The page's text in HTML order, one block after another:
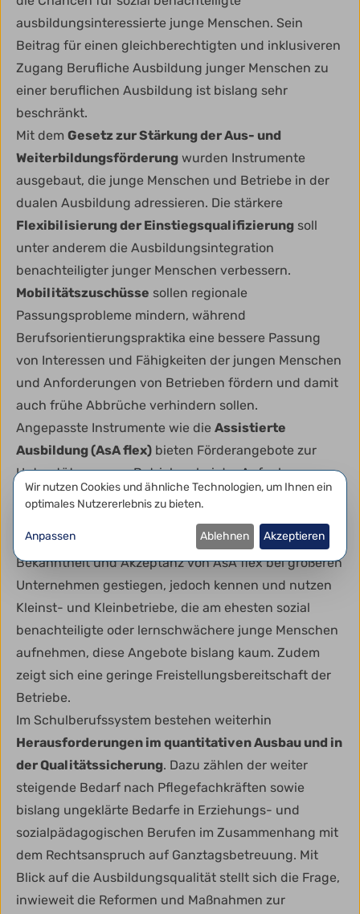
ausbildungsinteressierte junge Menschen. Sein
Beitrag für einen gleichberechtigten und inklusiveren
Zugang Berufliche Ausbildung junger Menschen zu
einer beruflichen Ausbildung ist bislang sehr
beschränkt.
Mit dem Gesetz zur Stärkung der Aus- und
Weiterbildungsförderung wurden Instrumente
ausgebaut, die junge Menschen und Betriebe in der
dualen Ausbildung adressieren. Die stärkere
Flexibilisierung der Einstiegsqualifizierung soll
unter anderem die Ausbildungsintegration
benachteiligter junger Menschen verbessern.
Mobilitätszuschüsse sollen regionale
Passungsprobleme mindern, während
Berufsorientierungspraktika eine bessere Passung
von Interessen und Fähigkeiten der jungen Menschen
und Anforderungen von Betrieben fördern und damit
auch frühe Abbrüche verhindern sollen.
Angepasste Instrumente wie die Assistierte
Ausbildung (AsA flex) bieten Förderangebote zur
Unterstützung von Betrieben bei der Aufnahme
benachteiligter Gruppen. Insgesamt werfen die
nach Reichweite und Passung auf. So sind zwar
Bekanntheit und Akzeptanz von AsA flex bei größeren
Unternehmen gestiegen, jedoch kennen und nutzen
Kleinst- und Kleinbetriebe, die am ehesten sozial
benachteiligte oder lernschwächere junge Menschen
aufnehmen, diese Angebote bislang kaum. Zudem
zeigt sich eine geringe Freistellungsbereitschaft der
Betriebe.
Im Schulberufssystem bestehen weiterhin
Herausforderungen im quantitativen Ausbau und in
der Qualitätssicherung. Dazu zählen der weiter
steigende Bedarf nach Pflegefachkräften sowie
bislang ungeklärte Bedarfe in Erziehungs- und
sozialpädagogischen Berufen im Zusammenhang mit
dem Rechtsanspruch auf Ganztagsbetreuung. Mit
Blick auf die Ausbildungsqualität stellt sich die Frage,
inwieweit die Reformen und Maßnahmen zur
Datenschutzeinstellungen
Wir nutzen Cookies und ähnliche Technologien, um Ihnen ein
optimales Nutzererlebnis zu bieten.
Anpassen Ablehnen Akzeptieren